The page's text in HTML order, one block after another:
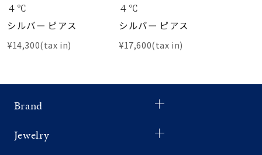
４℃
シルバー ピアス
¥14,300(tax in)
４℃
シルバー ピアス
¥17,600(tax in)
Brand
Jewelry